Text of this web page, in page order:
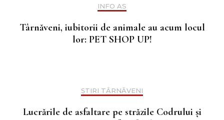
INFO AS
Târnăveni, iubitorii de animale au acum locul
lor: PET SHOP UP!
ȘTIRI TÂRNĂVENI
Lucrările de asfaltare pe străzile Codrului și